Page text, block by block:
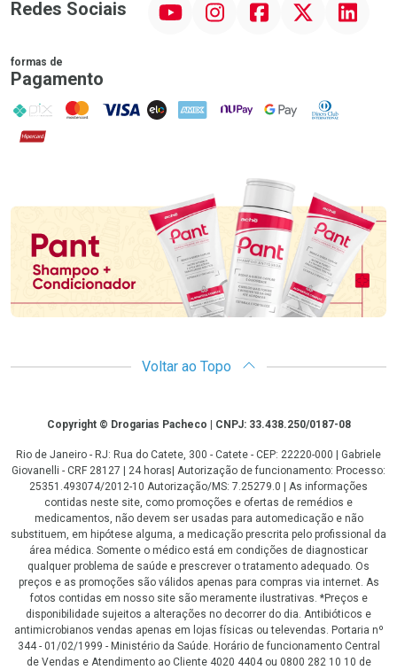
Redes Sociais
formas de
Pagamento
PIX MasterCard
VISA ELO AMEX NuPay Google PayDiners Club
Hipercard
Promoção em Destaque
Voltar ao Topo
CopyrightCopyright © Drogarias Pacheco | CNPJ: 33.438.250/0187-08
Rio de Janeiro - RJ: Rua do Catete, 300 - Catete - CEP: 22220-000 | Gabriele
Giovanelli - CRF 28127 | 24 horas| Autorização de funcionamento: Processo:
25351.493074/2012-10 Autorização/MS: 7.25279.0 | As informações
contidas neste site, como promoções e ofertas de remédios e
medicamentos, não devem ser usadas para automedicação e não
substituem, em hipótese alguma, a medicação prescrita pelo profissional da
área médica. Somente o médico está em condições de diagnosticar
qualquer problema de saúde e prescrever o tratamento adequado. Os
preços e as promoções são válidos apenas para compras via internet. As
fotos contidas em nosso site são meramente ilustrativas. *Preços e
disponibilidade sujeitos a alterações no decorrer do dia. Antibióticos e
antimicrobianos vendas apenas em lojas físicas ou televendas. Portaria nº
344 - 01/02/1999 - Ministério da Saúde. Horário de funcionamento Central
de Vendas e Atendimento ao Cliente 4020 4404 ou 0800 282 10 10 de